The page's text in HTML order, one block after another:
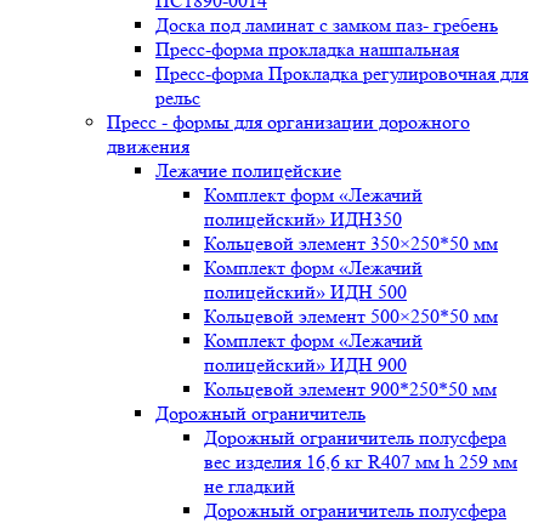
Доска под ламинат с замком паз- гребень
Пресс-форма прокладка нашпальная
Пресс-форма Прокладка регулировочная для
рельс
Пресс - формы для организации дорожного
движения
Лежачие полицейские
Комплект форм «Лежачий
полицейский» ИДН350
Кольцевой элемент 350×250*50 мм
Комплект форм «Лежачий
полицейский» ИДН 500
Кольцевой элемент 500×250*50 мм
Комплект форм «Лежачий
полицейский» ИДН 900
Кольцевой элемент 900*250*50 мм
Дорожный ограничитель
Дорожный ограничитель полусфера
вес изделия 16,6 кг R407 мм h 259 мм
не гладкий
Дорожный ограничитель полусфера